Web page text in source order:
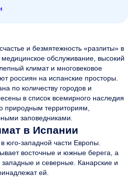
и безмятежность «разлиты» в
медицинское обслуживание, высокий
климат и многовековое
россиян на испанские просторы.
по количеству городов и
в список всемирного наследия
территориям,
заповедниками.
в Испании
юго-западной части Европы.
восточные и южные берега, а
западные и северные. Канарские и
ей.